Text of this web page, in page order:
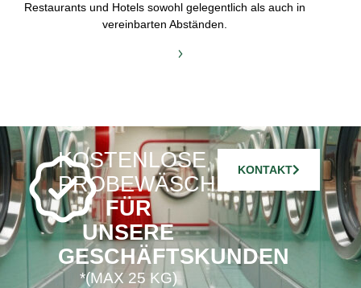
Restaurants und Hotels sowohl gelegentlich als auch in
vereinbarten Abständen.
KOSTENLOSE
PROBEWÄSCHE*
FÜR
UNSERE
GESCHÄFTSKUNDEN
*(MAX 25 KG)
KONTAKT